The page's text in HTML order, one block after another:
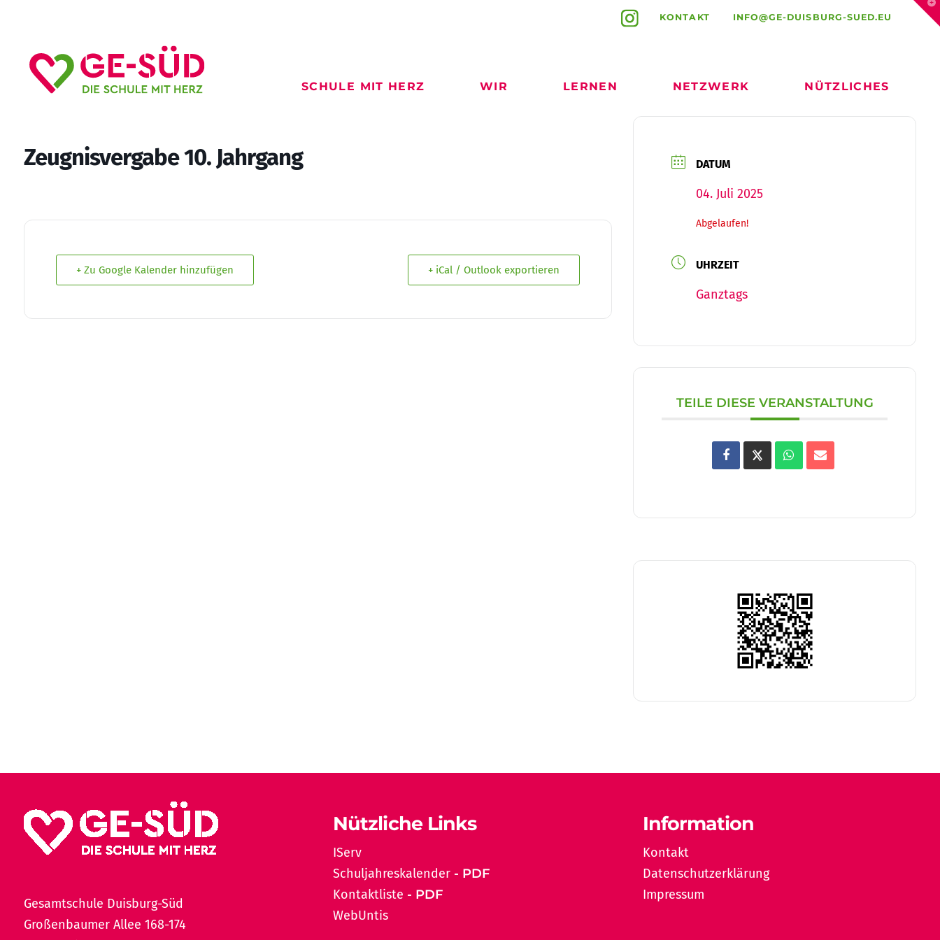
KONTAKT INFO@GE-DUISBURG-SUED.EU
SCHULE MIT HERZ WIR LERNEN NETZWERK NÜTZLICHES
Zeugnisvergabe 10. Jahrgang
+ Zu Google Kalender hinzufügen + iCal / Outlook exportieren
DATUM
04. Juli 2025
Abgelaufen!
UHRZEIT
Ganztags
TEILE DIESE VERANSTALTUNG
Gesamtschule Duisburg-Süd
Großenbaumer Allee 168-174
Nützliche Links
IServ
Schuljahreskalender
Kontaktliste
WebUntis
Information
Kontakt
Datenschutzerklärung
Impressum